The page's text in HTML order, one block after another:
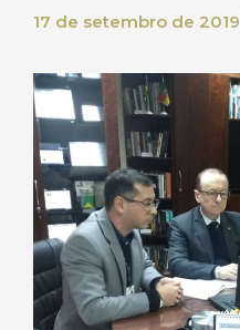
17 de setembro de 2019